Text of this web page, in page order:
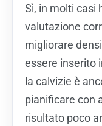
Sì, in molti casi
valutazione
migliorare
essere inserito
la calvizie è
pianificare con
risultato poco